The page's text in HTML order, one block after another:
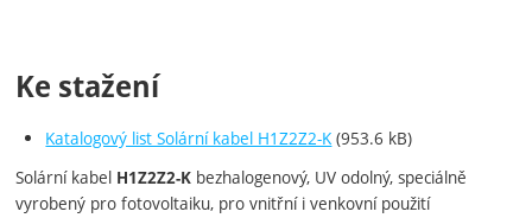
Ke stažení
Katalogový list Solární kabel H1Z2Z2-K (953.6 kB)
Solární kabel H1Z2Z2-K bezhalogenový, UV odolný, speciálně
vyrobený pro fotovoltaiku, pro vnitřní i venkovní použití